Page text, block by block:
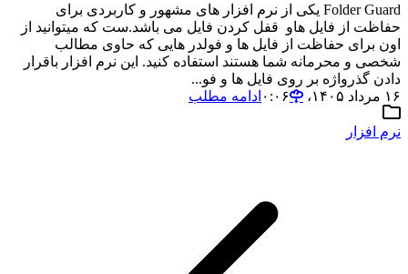
Folder Guard یکی از نرم افزار های مشهور و کاربردی برای
حفاظت از فایل هاو قفل کردن فایل می باشد.ست که میتوانید از
اون برای حفاظت از فایل ها و فولدر هایی که حاوی مطالب
شخصی و محرمانه شما هستند استفاده کنید. این نرم افزار باقرار
دادن گذرواژه بر روی فایل ها و فو...
۱۶ مرداد ۱۴۰۵،‏ ۰:۰۶
ادامه مطلب
نرم افزار